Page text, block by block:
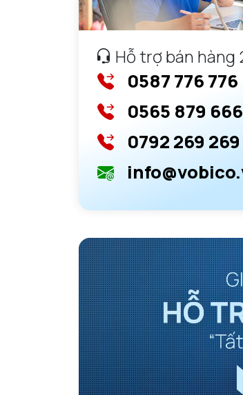
Hỗ trợ bán hàng
0587 776 776
0565 879 666
0792 269 269